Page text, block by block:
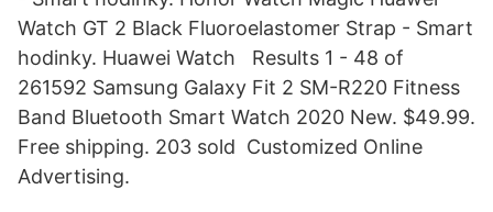
Watch GT 2 Black Fluoroelastomer Strap - Smart
hodinky. Huawei Watch Results 1 - 48 of
261592 Samsung Galaxy Fit 2 SM-R220 Fitness
Band Bluetooth Smart Watch 2020 New. $49.99.
Free shipping. 203 sold Customized Online
Advertising.